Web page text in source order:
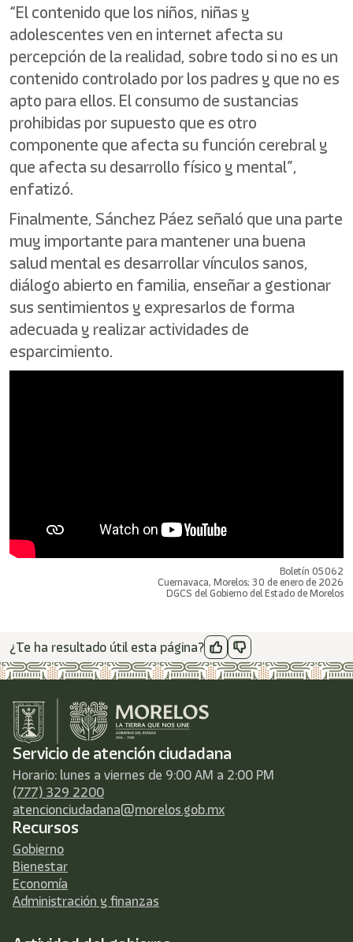
“El contenido que los niños, niñas y
adolescentes ven en internet afecta su
percepción de la realidad, sobre todo si no es un
contenido controlado por los padres y que no es
apto para ellos. El consumo de sustancias
prohibidas por supuesto que es otro
componente que afecta su función cerebral y
que afecta su desarrollo físico y mental”,
enfatizó.
Finalmente, Sánchez Páez señaló que una parte
muy importante para mantener una buena
salud mental es desarrollar vínculos sanos,
diálogo abierto en familia, enseñar a gestionar
sus sentimientos y expresarlos de forma
adecuada y realizar actividades de
esparcimiento.
Boletín 05062
Cuernavaca, Morelos; 30 de enero de 2026
DGCS del Gobierno del Estado de Morelos
¿Te ha resultado útil esta página?
Servicio de atención ciudadana
Horario: lunes a viernes de 9:00 AM a 2:00 PM
(777) 329 2200
atencionciudadana@morelos.gob.mx
Recursos
Gobierno
Bienestar
Economía
Administración y finanzas